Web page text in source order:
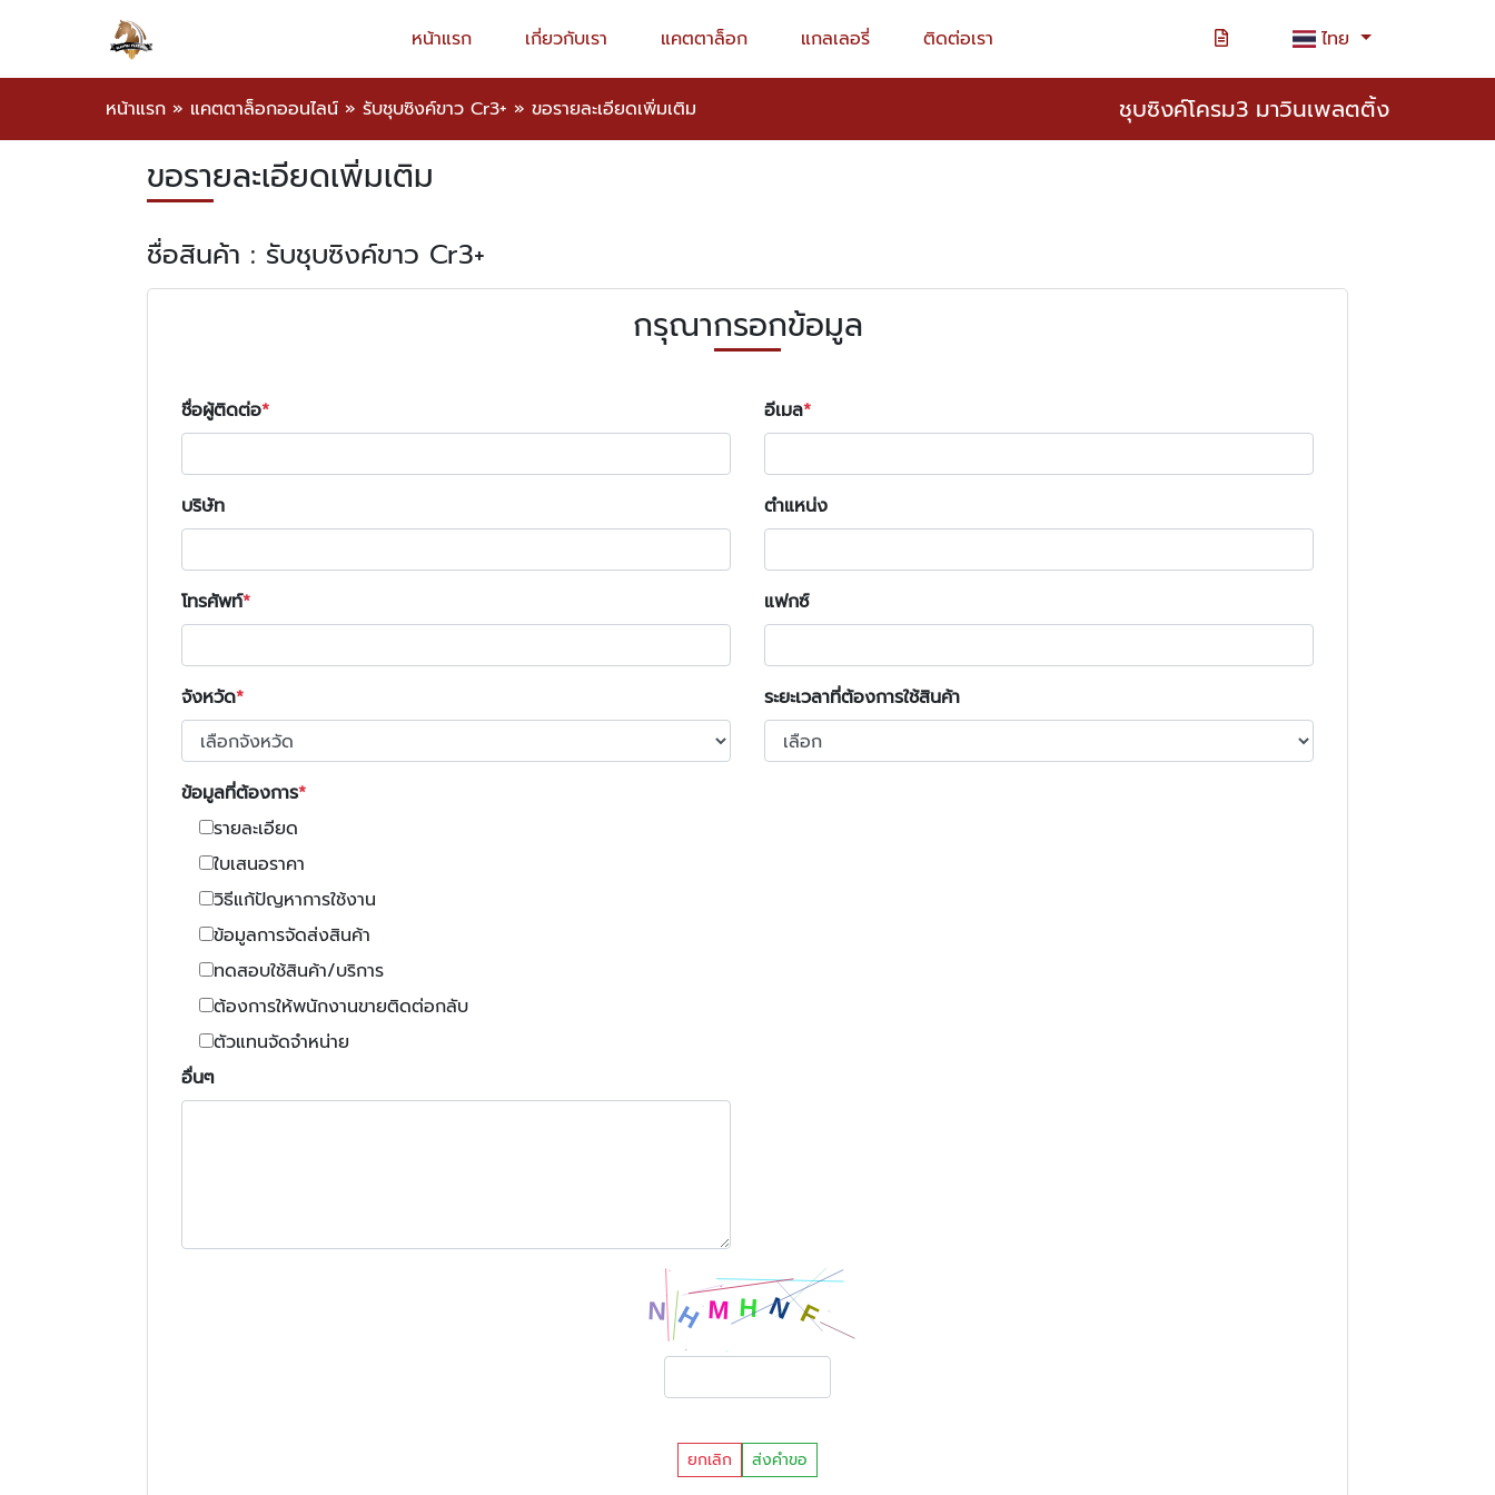
หน้าแรก เกี่ยวกับเรา แคตตาล็อก แกลเลอรี่ ติดต่อเรา ไทย
หน้าแรก » แคตตาล็อกออนไลน์ » รับชุบซิงค์ขาว Cr3+ » ขอรายละเอียดเพิ่มเติม ชุบซิงค์โครม3 มาวินเพลตติ้ง
ขอรายละเอียดเพิ่มเติม
ชื่อสินค้า : รับชุบซิงค์ขาว Cr3+
กรุณากรอกข้อมูล
ชื่อผู้ติดต่อ อีเมล
บริษัท ตำแหน่ง
โทรศัพท์ แฟกซ์
จังหวัด ระยะเวลาที่ต้องการใช้สินค้า
ข้อมูลที่ต้องการ
รายละเอียด
ใบเสนอราคา
วิธีแก้ปัญหาการใช้งาน
ข้อมูลการจัดส่งสินค้า
ทดสอบใช้สินค้า/บริการ
ต้องการให้พนักงานขายติดต่อกลับ
ตัวแทนจัดจำหน่าย
อื่นๆ
ยกเลิก ส่งคำขอ